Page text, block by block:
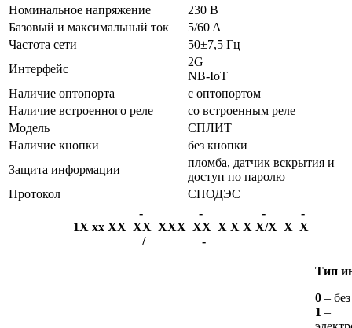
Номинальное напряжение
230 B
Базовый и максимальный ток
5/60 A
Частота сети
50±7,5 Гц
Интерфейс
2G
NB-IoT
Наличие оптопорта
с оптопортом
Наличие встроенного реле
со встроенным реле
Модель
СПЛИТ
Наличие кнопки
без кнопки
Защита информации
пломба, датчик вскрытия и
доступ по паролю
Протокол
СПОДЭС
1X xx XX
-
XX
/
XXX
-
XX
-
X X X
-
X/X X
-
X
Тип
0 –
1 –